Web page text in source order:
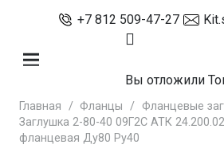
+7 812 509-47-27
Вы отложили
Главная / Фланцы / Фланцевые
Заглушка 2-80-40 09Г2С АТК
фланцевая Ду80 Ру40